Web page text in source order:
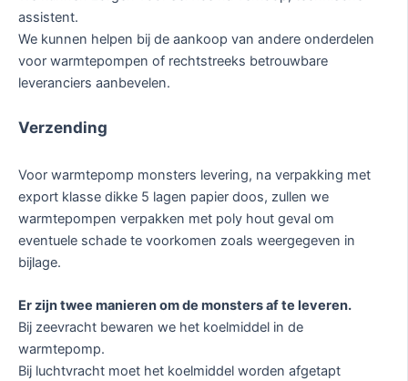
assistent.
We kunnen helpen bij de aankoop van andere onderdelen
voor warmtepompen of rechtstreeks betrouwbare
leveranciers aanbevelen.
Verzending
Voor warmtepomp monsters levering, na verpakking met
export klasse dikke 5 lagen papier doos, zullen we
warmtepompen verpakken met poly hout geval om
eventuele schade te voorkomen zoals weergegeven in
bijlage.
Er zijn twee manieren om de monsters af te leveren.
Bij zeevracht bewaren we het koelmiddel in de
warmtepomp.
Bij luchtvracht moet het koelmiddel worden afgetapt